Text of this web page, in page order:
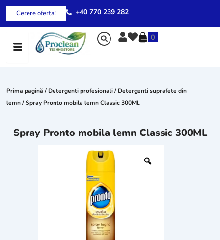
Skip
content
Cerere oferta! +40 770 239 282
0
Prima pagină / Detergenti profesionali/ Detergenti suprafete din
lemn/ Spray Pronto mobila lemn Classic 300ML
Spray Pronto mobila lemn Classic 300ML